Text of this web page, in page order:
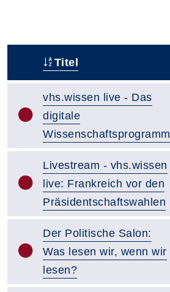
Titel
vhs.wissen live - Das
digitale
Wissenschaftsprogramm
Livestream - vhs.wissen
live: Frankreich vor den
Präsidentschaftswahlen
Der Politische Salon:
Was lesen wir, wenn wir
lesen?